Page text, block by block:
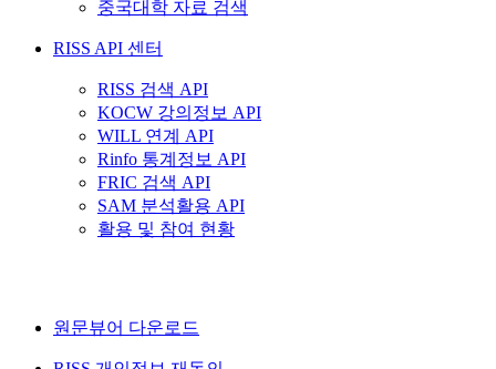
중국대학 자료 검색
RISS API 센터
RISS 검색 API
KOCW 강의정보 API
WILL 연계 API
Rinfo 통계정보 API
FRIC 검색 API
SAM 분석활용 API
활용 및 참여 현황
원문뷰어 다운로드